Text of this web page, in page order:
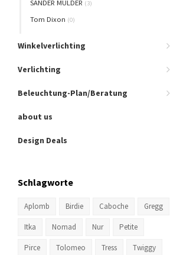
SANDER MULDER (3)
Tom Dixon (0)
Winkelverlichting
Verlichting
Beleuchtung-Plan/Beratung
about us
Design Deals
Schlagworte
Aplomb Birdie Caboche Gregg
Itka Nomad Nur Petite
Pirce Tolomeo Tress Twiggy